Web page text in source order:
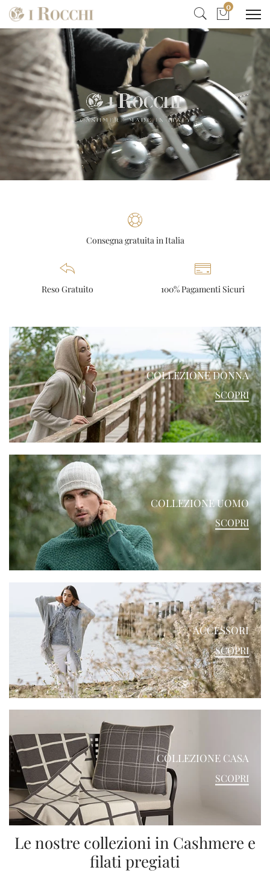
0
Consegna gratuita in Italia
Reso Gratuito 100% Pagamenti Sicuri
COLLEZIONE DONNA
SCOPRI
COLLEZIONE UOMO
SCOPRI
ACCESSORI
SCOPRI
COLLEZIONE CASA
SCOPRI
Le nostre collezioni in Cashmere e
filati pregiati